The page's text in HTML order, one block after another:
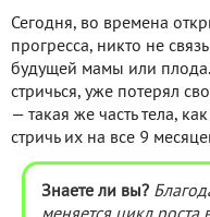
Сегодня, во времена
прогресса, никто не
будущей мамы или
стричься, уже потерял
— такая же часть тела,
стричь их на все 9
Знаете ли вы?